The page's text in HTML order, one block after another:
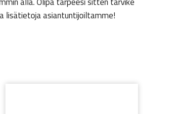
lisätietoja asiantuntijoiltamme!